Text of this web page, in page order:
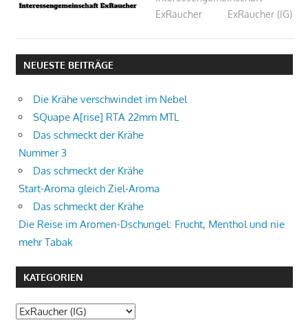
ExRaucher
ExRaucher (IG)
NEUESTE BEITRÄGE
Die Krähe verschwindet im Nebel
SQuape A[rise] RTA 22mm MTL
Das schmeckt der Krähe
Nummer 3
Das schmeckt der Krähe
Start-Aroma gleich Ziel-Aroma
Das schmeckt der Krähe
Die Reise im Aromen-Dschungel: Frucht, Menthol und nie
mehr Tabak
KATEGORIEN
Kategorien